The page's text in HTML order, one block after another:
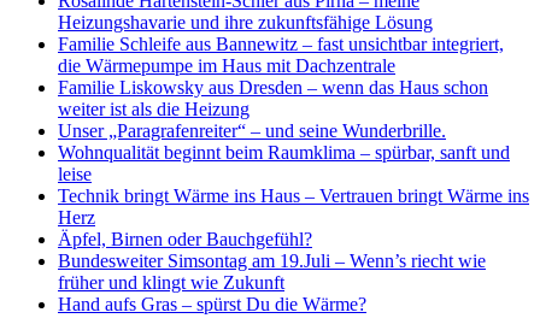
Heizungshavarie und ihre zukunftsfähige Lösung
Familie Schleife aus Bannewitz – fast unsichtbar integriert,
die Wärmepumpe im Haus mit Dachzentrale
Familie Liskowsky aus Dresden – wenn das Haus schon
weiter ist als die Heizung
Unser „Paragrafenreiter“ – und seine Wunderbrille.
Wohnqualität beginnt beim Raumklima – spürbar, sanft und
leise
Technik bringt Wärme ins Haus – Vertrauen bringt Wärme ins
Herz
Äpfel, Birnen oder Bauchgefühl?
Bundesweiter Simsontag am 19.Juli – Wenn’s riecht wie
früher und klingt wie Zukunft
Hand aufs Gras – spürst Du die Wärme?